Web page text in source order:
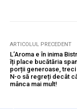
ARTICOLUL PRECEDENT
L’Aroma e în inima
îți place bucătăria
porții generoase, treci
N-o să regreți decât
mânca mai mult!